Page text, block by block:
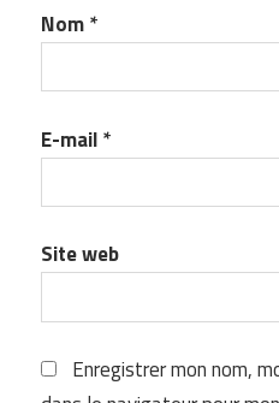
Nom*
E-mail*
Site web
Enregistrer mon nom,